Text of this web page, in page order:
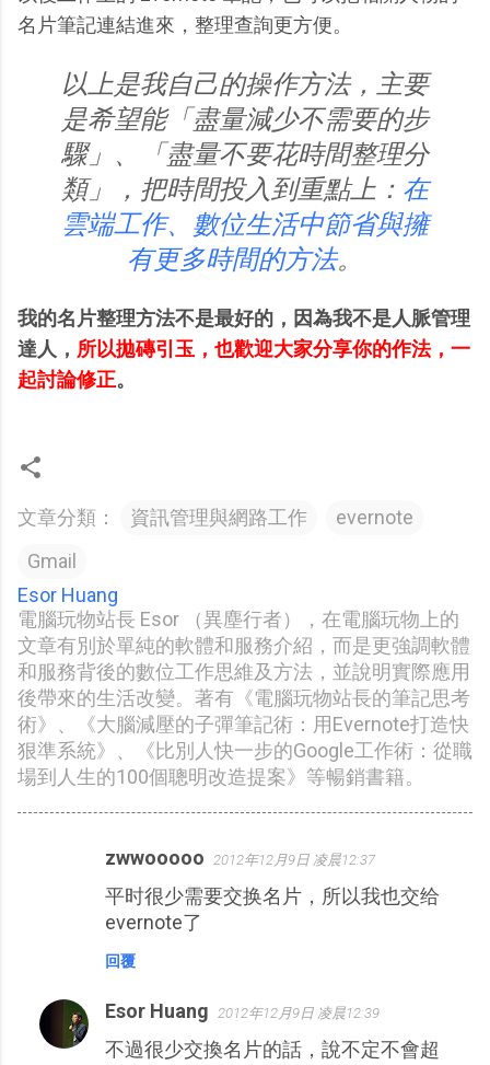
名片筆記連結進來，整理查詢更方便。
以上是我自己的操作方法，主要
是希望能「盡量減少不需要的步
驟」、「盡量不要花時間整理分
類」，把時間投入到重點上： 在
雲端工作、數位生活中節省與擁
有更多時間的方法。
我的名片整理方法不是最好的，因為我不是人脈管理
達人， 所以拋磚引玉，也歡迎大家分享你的作法，一
起討論修正。
文章分類： 資訊管理與網路工作
evernote
Gmail
Esor Huang
電腦玩物站長 Esor （異塵行者），在電腦玩物上的
文章有別於單純的軟體和服務介紹，而是更強調軟體
和服務背後的數位工作思維及方法，並說明實際應用
後帶來的生活改變。著有《電腦玩物站長的筆記思考
術》、《大腦減壓的子彈筆記術：用Evernote打造快
狠準系統》、《比別人快一步的Google工作術：從職
場到人生的100個聰明改造提案》等暢銷書籍。
zwwooooo 2012年12月9日 凌晨12:37
平时很少需要交换名片，所以我也交给
evernote了
回覆
Esor Huang 2012年12月9日 凌晨12:39
不過很少交換名片的話，說不定不會超